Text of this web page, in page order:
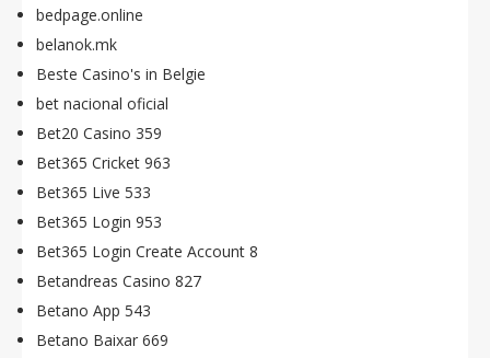
bedpage.online
belanok.mk
Beste Casino's in Belgie
bet nacional oficial
Bet20 Casino 359
Bet365 Cricket 963
Bet365 Live 533
Bet365 Login 953
Bet365 Login Create Account 8
Betandreas Casino 827
Betano App 543
Betano Baixar 669